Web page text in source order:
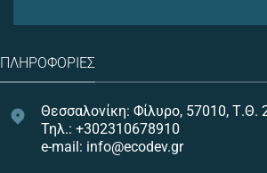
ΠΛΗΡΟΦΟΡΊΕΣ
Θεσσαλονίκη: Φίλυρο, 57010, Τ.Θ.
Τηλ.: +302310678910
e-mail: info@ecodev.gr